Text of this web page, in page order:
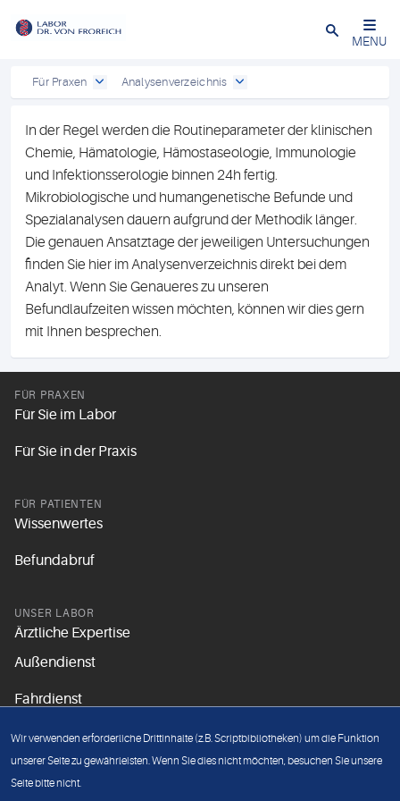
Close
MENU
Für Praxen Analysenverzeichnis
In der Regel werden die Routineparameter der klinischen
Chemie, Hämatologie, Hämostaseologie, Immunologie
und Infektionsserologie binnen 24h fertig.
Mikrobiologische und humangenetische Befunde und
Spezialanalysen dauern aufgrund der Methodik länger.
Die genauen Ansatztage der jeweiligen Untersuchungen
finden Sie hier im Analysenverzeichnis direkt bei dem
Analyt. Wenn Sie Genaueres zu unseren
Befundlaufzeiten wissen möchten, können wir dies gern
mit Ihnen besprechen.
FÜR PRAXEN
Für Sie im Labor
Für Sie in der Praxis
FÜR PATIENTEN
Wissenwertes
Befundabruf
UNSER LABOR
Ärztliche Expertise
Außendienst
Fahrdienst
Unsere Grundsätze
Wir verwenden erforderliche Drittinhalte (z.B. Scriptbibliotheken) um die Funktion
unserer Seite zu gewährleisten. Wenn Sie dies nicht möchten, besuchen Sie unsere
Seite bitte nicht.